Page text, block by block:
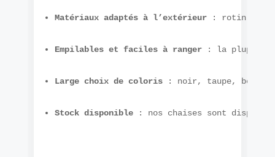
Matériaux adaptés à l’extérieur : rotin
Empilables et faciles à ranger : la plupart
Large choix de coloris : noir, taupe, beige,
Stock disponible : nos chaises sont